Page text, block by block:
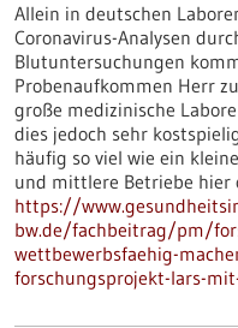
Allein in deutschen
Coronavirus-Analysen
Blutuntersuchungen
Probenaufkommen Herr
große medizinische
dies jedoch sehr
häufig so viel wie ein
und mittlere Betriebe
https://
bw.de/fachbeitrag/pm/
wettbewerbsfaehig-
forschungsprojekt-lars-